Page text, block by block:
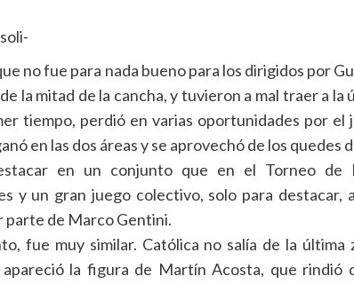
no fue para nada bueno para los dirigidos por
la mitad de la cancha, y tuvieron a mal traer a la
tiempo, perdió en varias oportunidades por el
en las dos áreas y se aprovechó de los
en un conjunto que en el Torneo de
y un gran juego colectivo, solo para destacar,
parte de Marco Gentini.
fue muy similar. Católica no salía de la
la figura de Martín Acosta, que rindió